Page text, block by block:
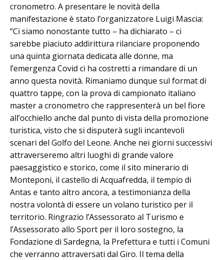
cronometro. A presentare le novità della
manifestazione è stato l’organizzatore Luigi Mascia:
“Ci siamo nonostante tutto – ha dichiarato – ci
sarebbe piaciuto addirittura rilanciare proponendo
una quinta giornata dedicata alle donne, ma
l’emergenza Covid ci ha costretti a rimandare di un
anno questa novità. Rimaniamo dunque sul format di
quattro tappe, con la prova di campionato italiano
master a cronometro che rappresenterà un bel fiore
all’occhiello anche dal punto di vista della promozione
turistica, visto che si disputerà sugli incantevoli
scenari del Golfo del Leone. Anche nei giorni successivi
attraverseremo altri luoghi di grande valore
paesaggistico e storico, come il sito minerario di
Monteponi, il castello di Acquafredda, il tempio di
Antas e tanto altro ancora, a testimonianza della
nostra volontà di essere un volano turistico per il
territorio. Ringrazio l’Assessorato al Turismo e
l’Assessorato allo Sport per il loro sostegno, la
Fondazione di Sardegna, la Prefettura e tutti i Comuni
che verranno attraversati dal Giro. Il tema della